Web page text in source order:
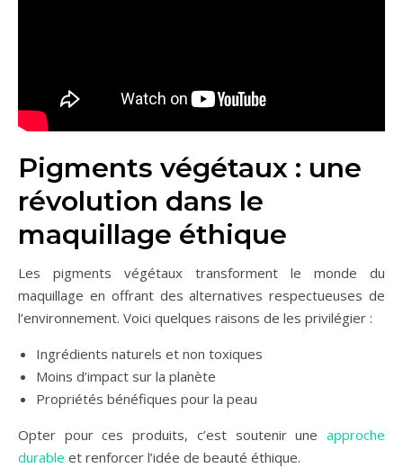
Pigments végétaux : une
révolution dans le
maquillage éthique
Les pigments végétaux transforment le monde du
maquillage en offrant des alternatives respectueuses de
l’environnement. Voici quelques raisons de les privilégier :
Ingrédients naturels et non toxiques
Moins d’impact sur la planète
Propriétés bénéfiques pour la peau
Opter pour ces produits, c’est soutenir une approche
durable et renforcer l’idée de beauté éthique.